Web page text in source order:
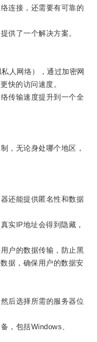
连接，还需要有可靠的
了一个解决方案。
人网络），通过加密网
快的访问速度。
传输速度提升到一个全
无论身处哪个地区，
还能提供匿名性和数据
IP地址会得到隐藏，
户的数据传输，防止黑
据，确保用户的数据安
后选择所需的服务器位
包括Windows、